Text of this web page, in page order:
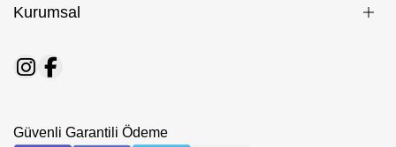
Kurumsal
Güvenli Garantili Ödeme